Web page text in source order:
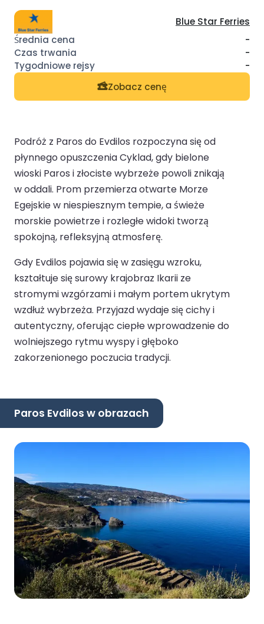
Blue Star Ferries
-
-
-
Zobacz cenę
Podróż z Paros do Evdilos rozpoczyna się od
płynnego opuszczenia Cyklad, gdy bielone
wioski Paros i złociste wybrzeże powoli znikają
w oddali. Prom przemierza otwarte Morze
Egejskie w niespiesznym tempie, a świeże
morskie powietrze i rozległe widoki tworzą
spokojną, refleksyjną atmosferę.
Gdy Evdilos pojawia się w zasięgu wzroku,
kształtuje się surowy krajobraz Ikarii ze
stromymi wzgórzami i małym portem ukrytym
wzdłuż wybrzeża. Przyjazd wydaje się cichy i
autentyczny, oferując ciepłe wprowadzenie do
wolniejszego rytmu wyspy i głęboko
zakorzenionego poczucia tradycji.
Paros Evdilos w obrazach